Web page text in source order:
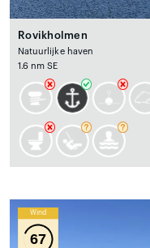
Rovikholmen
Natuurlijke haven
1.6 nm SE
Wind
67